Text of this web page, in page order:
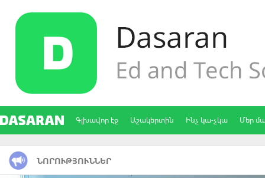
Գլխավոր էջ Աշակերտին Ինչ կա-չկա Մեր
ՆՈՐՈՒԹՅՈՒՆՆԵՐ